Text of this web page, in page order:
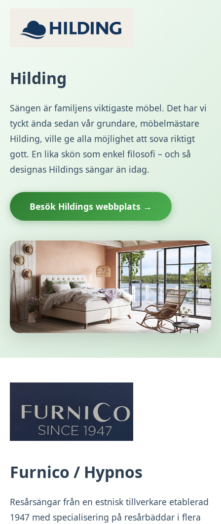
Hilding
Sängen är familjens viktigaste möbel. Det har vi
tyckt ända sedan vår grundare, möbelmästare
Hilding, ville ge alla möjlighet att sova riktigt
gott. En lika skön som enkel filosofi – och så
designas Hildings sängar än idag.
Besök Hildings webbplats →
Furnico / Hypnos
Resårsängar från en estnisk tillverkare etablerad
1947 med specialisering på resårbäddar i flera